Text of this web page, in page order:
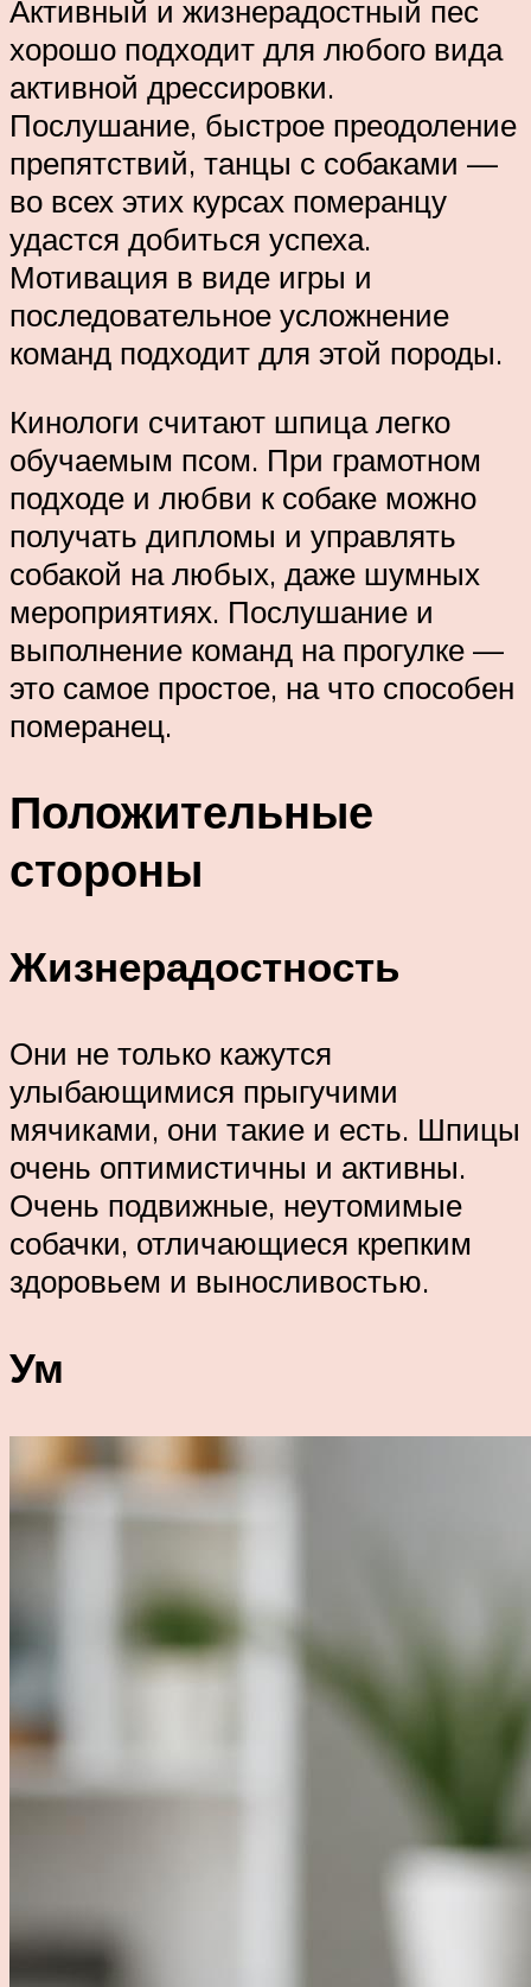
Активный и жизнерадостный пес
хорошо подходит для любого вида
активной дрессировки.
Послушание, быстрое преодоление
препятствий, танцы с собаками —
во всех этих курсах померанцу
удастся добиться успеха.
Мотивация в виде игры и
последовательное усложнение
команд подходит для этой породы.
Кинологи считают шпица легко
обучаемым псом. При грамотном
подходе и любви к собаке можно
получать дипломы и управлять
собакой на любых, даже шумных
мероприятиях. Послушание и
выполнение команд на прогулке —
это самое простое, на что способен
померанец.
Положительные
стороны
Жизнерадостность
Они не только кажутся
улыбающимися прыгучими
мячиками, они такие и есть. Шпицы
очень оптимистичны и активны.
Очень подвижные, неутомимые
собачки, отличающиеся крепким
здоровьем и выносливостью.
Ум